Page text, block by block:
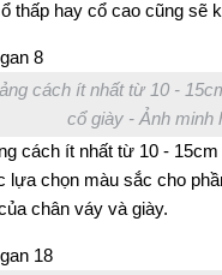
thấp hay cổ cao cũng sẽ
cách ít nhất từ 10 -
cổ giày - Ảnh minh
cách ít nhất từ 10 -
lựa chọn màu sắc cho
chân váy và giày.